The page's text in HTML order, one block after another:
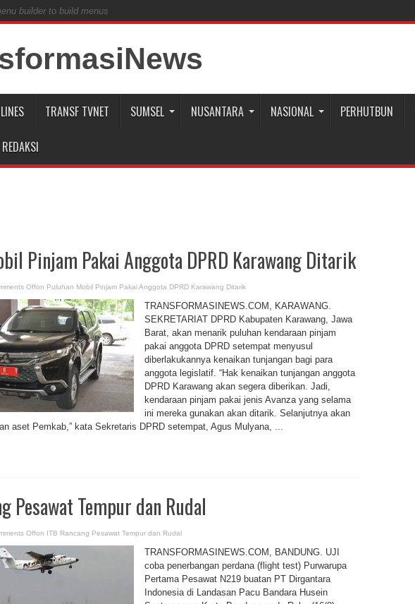
builder to build menus
TRANSF TVNET SUMSEL NUSANTARA NASIONAL PERHUTBUN
REDAKSI
Pinjam Pakai Anggota DPRD Karawang Ditarik
Offon Puluhan Mobil Pinjam Pakai Anggota DPRD Karawang Ditarik
TRANSFORMASINEWS.COM, KARAWANG.
SEKRETARIAT DPRD Kabupaten Karawang, Jawa
Barat, akan menarik puluhan kendaraan pinjam
pakai anggota DPRD setempat menyusul
diberlakukannya kenaikan tunjangan bagi para
anggota legislatif. “Hak kenaikan tunjangan anggota
DPRD Karawang akan segera diberikan. Jadi,
kendaraan pinjam pakai jenis Avanza yang selama
ini mereka gunakan akan ditarik. Selanjutnya akan
aset Pemkab,” kata Sekretaris DPRD setempat, Agus Mulyana, ...
Pesawat Tempur dan Rudal
Offon ITB Rancang Pesawat Tempur dan Rudal
TRANSFORMASINEWS.COM, BANDUNG. UJI
coba penerbangan perdana (flight test) Purwarupa
Pertama Pesawat N219 buatan PT Dirgantara
Indonesia di Landasan Pacu Bandara Husein